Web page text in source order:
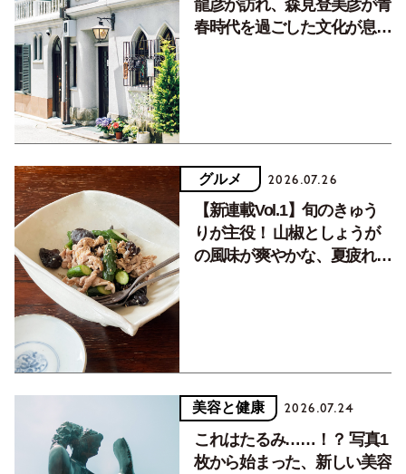
龍彦が訪れ、森見登美彦が青
春時代を過ごした文化が息づ
グルメ 2026.07.26
【新連載Vol.1】旬のきゅう
りが主役！ 山椒としょうが
の風味が爽やかな、夏疲れを
美容と健康 2026.07.24
これはたるみ……！？ 写真1
枚から始まった、新しい美容